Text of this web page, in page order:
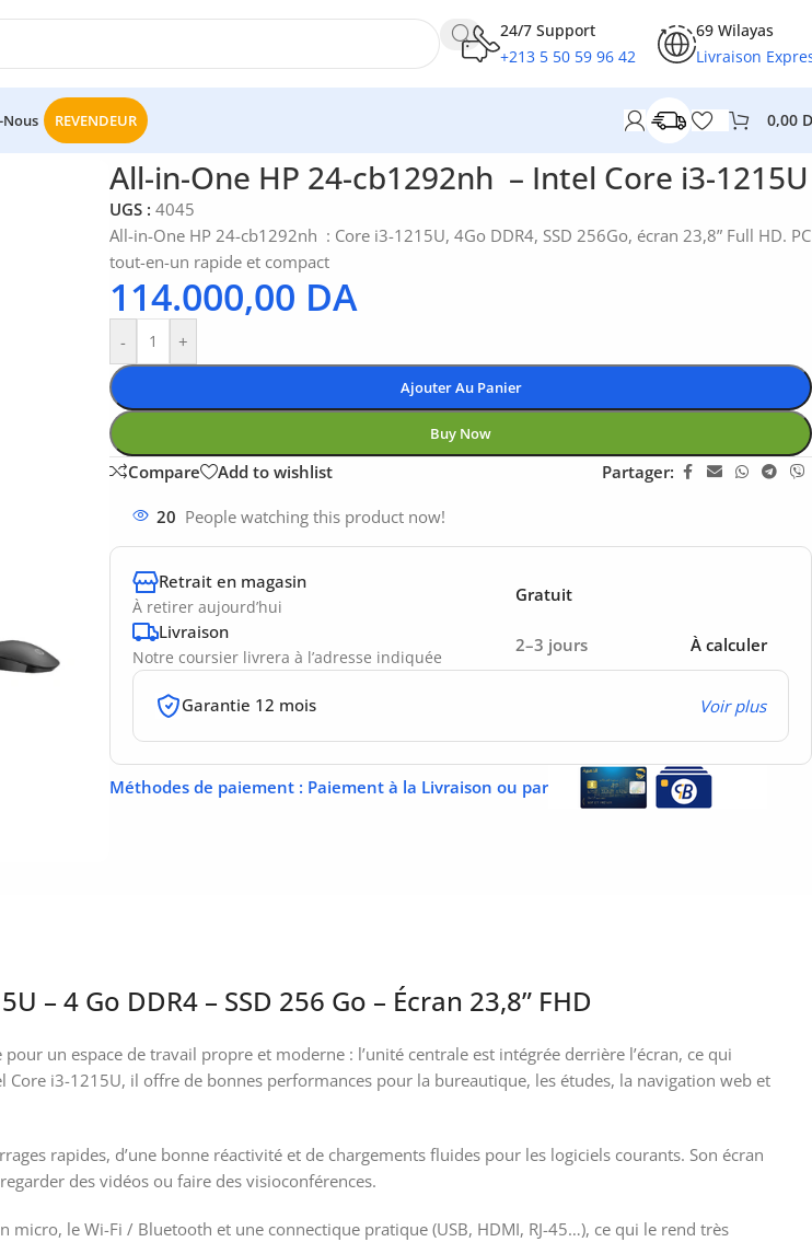
24/7 Support
+213 5 50 59 96 42
69 Wilayas
Livraison
Nous REVENDEUR 0,00
– Intel Core i3-1215U
All-in-One HP 24-cb1292nh – Intel Core i3-1215U
UGS : 4045
All-in-One HP 24-cb1292nh : Core i3-1215U, 4Go DDR4, SSD 256Go, écran 23,8” Full HD. PC
tout-en-un rapide et compact
114.000,00 DA
- +
Ajouter Au Panier
Buy Now
Compare Add to wishlist Partager:
20 People watching this product now!
Retrait en magasin
À retirer aujourd’hui
Gratuit
Livraison
Notre coursier livrera à l’adresse indiquée
2–3 jours À calculer
Garantie 12 mois Voir plus
Méthodes de paiement : Paiement à la Livraison ou par
4 Go DDR4 – SSD 256 Go – Écran 23,8” FHD
un espace de travail propre et moderne : l’unité centrale est intégrée derrière l’écran, ce qui
Core i3-1215U, il offre de bonnes performances pour la bureautique, les études, la navigation web et
rapides, d’une bonne réactivité et de chargements fluides pour les logiciels courants. Son écran
des vidéos ou faire des visioconférences.
le Wi-Fi / Bluetooth et une connectique pratique (USB, HDMI, RJ-45…), ce qui le rend très